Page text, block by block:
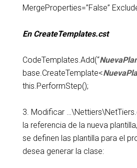
MergeProperties=”False”
En CreateTemplates.cst
CodeTemplates.Add(“
base.CreateTemplate<
this.PerformStep();
3. Modificar
la referencia de la nueva
se definen las plantilla para el
desea generar la clase: